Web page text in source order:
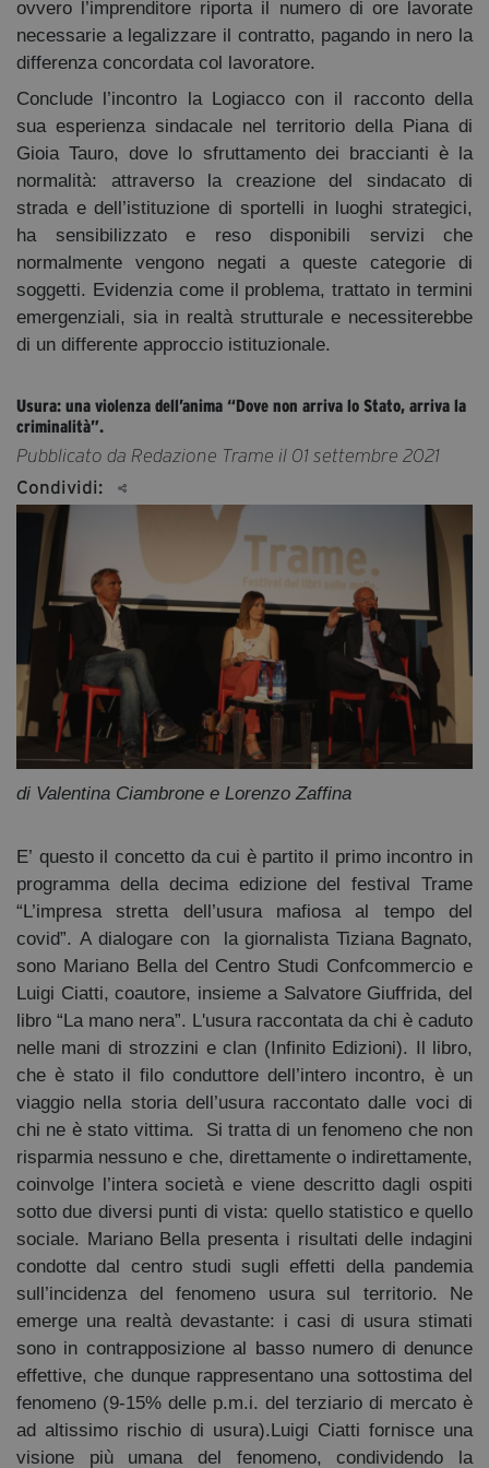
ovvero l’imprenditore riporta il numero di ore lavorate
necessarie a legalizzare il contratto, pagando in nero la
differenza concordata col lavoratore.
Conclude l’incontro la Logiacco con il racconto della
sua esperienza sindacale nel territorio della Piana di
Gioia Tauro, dove lo sfruttamento dei braccianti è la
normalità: attraverso la creazione del sindacato di
strada e dell’istituzione di sportelli in luoghi strategici,
ha sensibilizzato e reso disponibili servizi che
normalmente vengono negati a queste categorie di
soggetti. Evidenzia come il problema, trattato in termini
emergenziali, sia in realtà strutturale e necessiterebbe
di un differente approccio istituzionale.
Usura: una violenza dell’anima “Dove non arriva lo Stato, arriva la
criminalità”.
Pubblicato da Redazione Trame il 01 settembre 2021
Condividi:
di Valentina Ciambrone e Lorenzo Zaffina
E’ questo il concetto da cui è partito il primo incontro in
programma della decima edizione del festival Trame
“L’impresa stretta dell’usura mafiosa al tempo del
covid”. A dialogare con la giornalista Tiziana Bagnato,
sono Mariano Bella del Centro Studi Confcommercio e
Luigi Ciatti, coautore, insieme a Salvatore Giuffrida, del
libro “La mano nera”. L'usura raccontata da chi è caduto
nelle mani di strozzini e clan (Infinito Edizioni). Il libro,
che è stato il filo conduttore dell’intero incontro, è un
viaggio nella storia dell’usura raccontato dalle voci di
chi ne è stato vittima. Si tratta di un fenomeno che non
risparmia nessuno e che, direttamente o indirettamente,
coinvolge l’intera società e viene descritto dagli ospiti
sotto due diversi punti di vista: quello statistico e quello
sociale. Mariano Bella presenta i risultati delle indagini
condotte dal centro studi sugli effetti della pandemia
sull’incidenza del fenomeno usura sul territorio. Ne
emerge una realtà devastante: i casi di usura stimati
sono in contrapposizione al basso numero di denunce
effettive, che dunque rappresentano una sottostima del
fenomeno (9-15% delle p.m.i. del terziario di mercato è
ad altissimo rischio di usura).Luigi Ciatti fornisce una
visione più umana del fenomeno, condividendo la